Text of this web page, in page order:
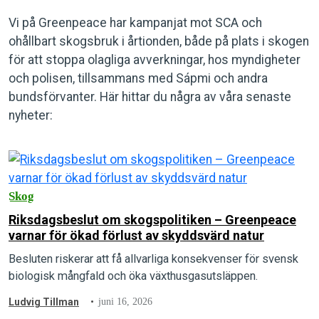
Vi på Greenpeace har kampanjat mot SCA och
ohållbart skogsbruk i årtionden, både på plats i skogen
för att stoppa olagliga avverkningar, hos myndigheter
och polisen, tillsammans med Sápmi och andra
bundsförvanter. Här hittar du några av våra senaste
nyheter:
Skog
Riksdagsbeslut om skogspolitiken – Greenpeace
varnar för ökad förlust av skyddsvärd natur
Besluten riskerar att få allvarliga konsekvenser för svensk
biologisk mångfald och öka växthusgasutsläppen.
Ludvig Tillman juni 16, 2026